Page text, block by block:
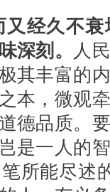
经久不
深刻。 人
其丰富的
本，微观
德品质。
是一人的
所能尽述